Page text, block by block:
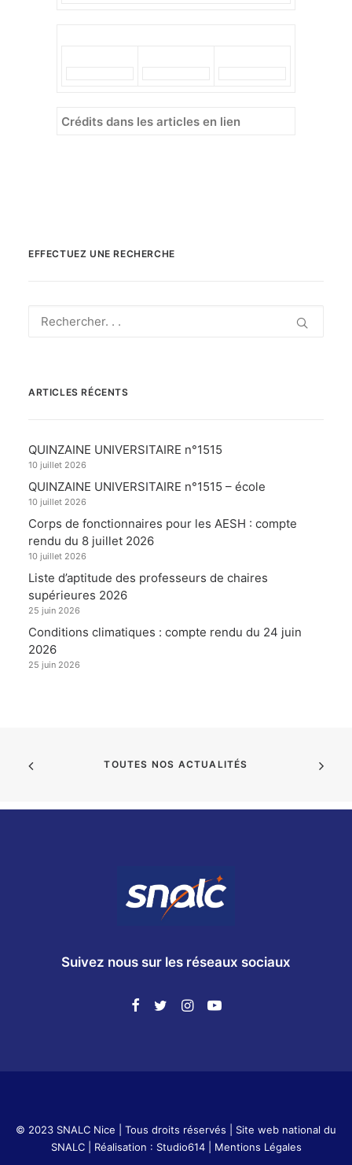
Crédits dans les articles en lien
EFFECTUEZ UNE RECHERCHE
ARTICLES RÉCENTS
QUINZAINE UNIVERSITAIRE n°1515
10 juillet 2026
QUINZAINE UNIVERSITAIRE n°1515 – école
10 juillet 2026
Corps de fonctionnaires pour les AESH : compte
rendu du 8 juillet 2026
10 juillet 2026
Liste d’aptitude des professeurs de chaires
supérieures 2026
25 juin 2026
Conditions climatiques : compte rendu du 24 juin
2026
25 juin 2026
TOUTES NOS ACTUALITÉS
Suivez nous sur les réseaux sociaux
© 2023 SNALC Nice | Tous droits réservés | Site web national du
SNALC| Réalisation : Studio614| Mentions Légales